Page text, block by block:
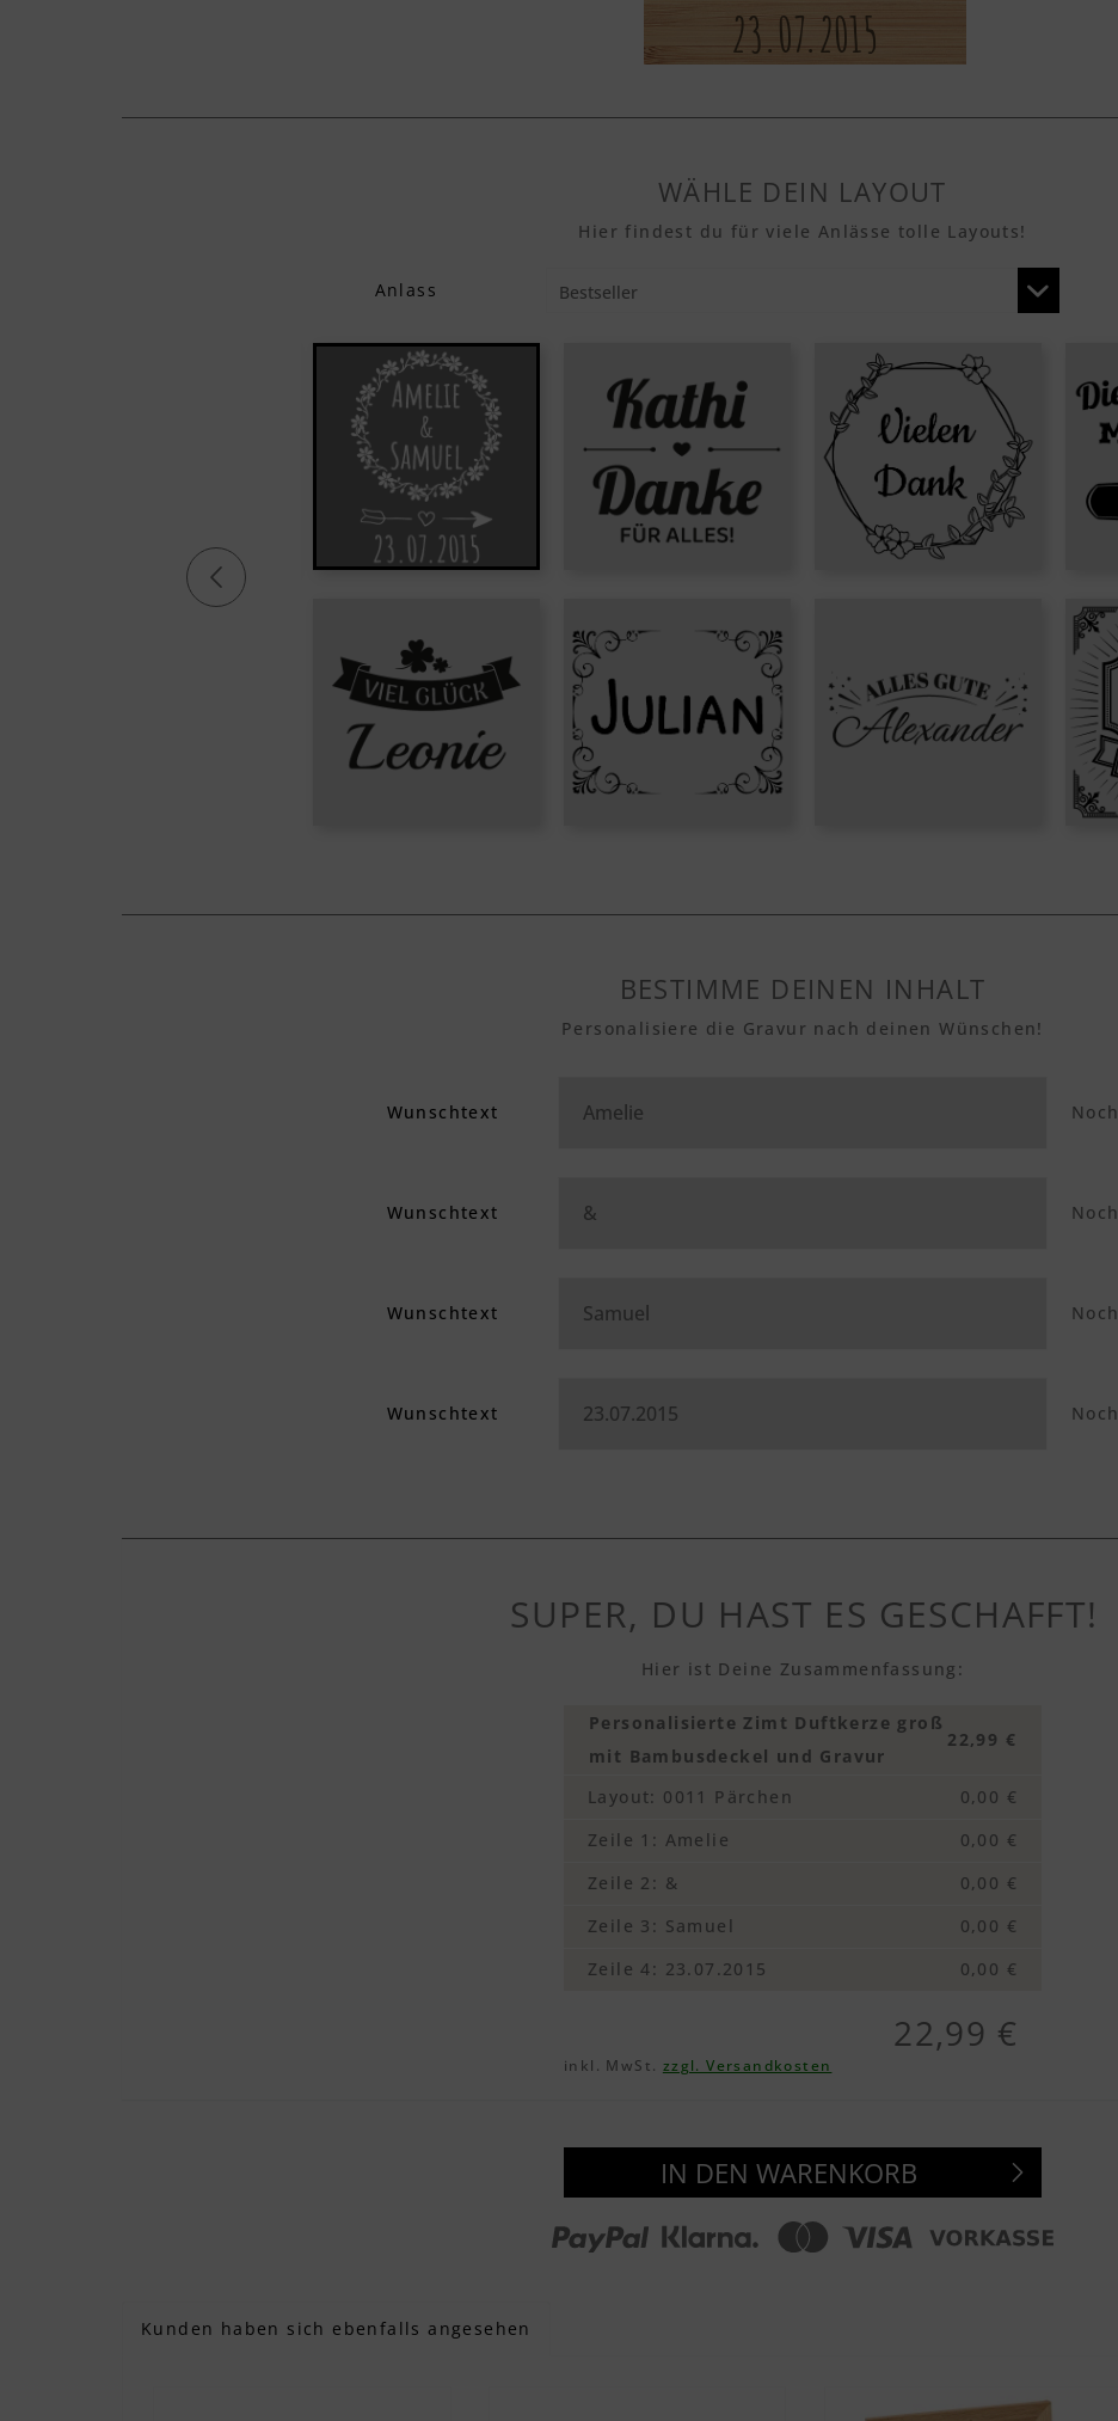
WÄHLE DEIN LAYOUT
Hier findest du für viele Anlässe tolle Layouts!
Anlass
BESTIMME DEINEN INHALT
Personalisiere die Gravur nach deinen Wünschen!
Wunschtext Noch
Wunschtext Noch
Wunschtext Noch
Wunschtext Noch
SUPER, DU HAST ES GESCHAFFT!
Hier ist Deine Zusammenfassung:
Personalisierte Zimt Duftkerze groß
mit Bambusdeckel und Gravur
22,99 €
Layout: 0011 Pärchen
0,00 €
Zeile 1 : Amelie
0,00 €
Zeile 2 : &
0,00 €
Zeile 3 : Samuel
0,00 €
Zeile 4: 23.07.2015 0,00 €
22,99 €
inkl. MwSt. zzgl. Versandkosten
IN DEN WARENKORB
Kunden haben sich ebenfalls angesehen